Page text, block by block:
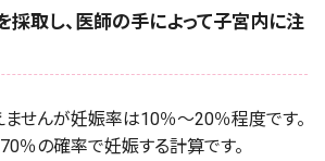
採取し、医師の手によって子宮内に注
せんが妊娠率は10％～20％程度です。
％の確率で妊娠する計算です。